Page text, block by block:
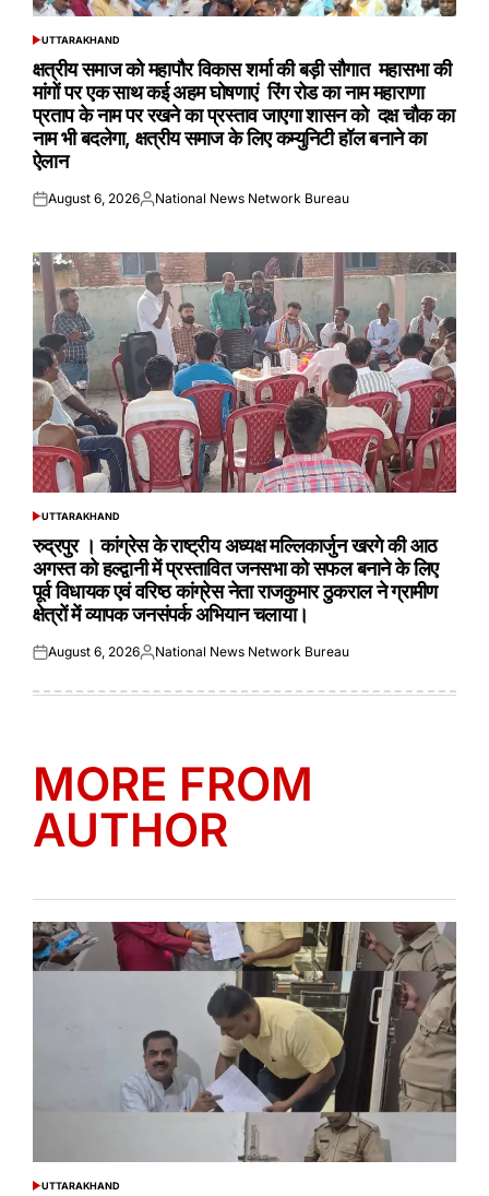
POSTED
UTTARAKHAND
क्षत्रीय समाज को महापौर विकास शर्मा की बड़ी सौगात महासभा की
मांगों पर एक साथ कई अहम घोषणाएं रिंग रोड का नाम महाराणा
प्रताप के नाम पर रखने का प्रस्ताव जाएगा शासन को दक्ष चौक का
नाम भी बदलेगा, क्षत्रीय समाज के लिए कम्युनिटी हॉल बनाने का
ऐलान
Posted
August 6, 2026Posted
National News Network Bureau
POSTED
UTTARAKHAND
रुद्रपुर । कांग्रेस के राष्ट्रीय अध्यक्ष मल्लिकार्जुन खरगे की आठ
अगस्त को हल्द्वानी में प्रस्तावित जनसभा को सफल बनाने के लिए
पूर्व विधायक एवं वरिष्ठ कांग्रेस नेता राजकुमार ठुकराल ने ग्रामीण
क्षेत्रों में व्यापक जनसंपर्क अभियान चलाया।
Posted
August 6, 2026Posted
National News Network Bureau
MORE FROM
AUTHOR
POSTED
UTTARAKHAND